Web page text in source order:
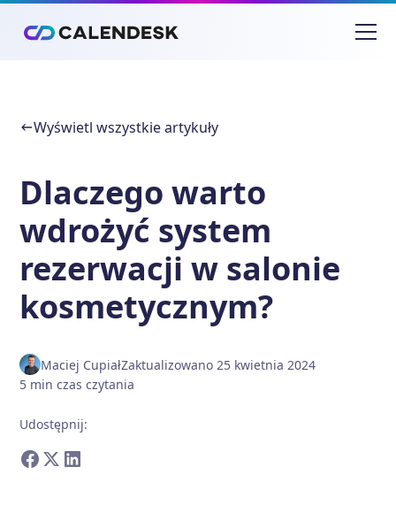
Wyświetl wszystkie artykuły
Dlaczego warto
wdrożyć system
rezerwacji w salonie
kosmetycznym?
Maciej CupiałZaktualizowano 25 kwietnia 2024
5 min czas czytania
Udostępnij: